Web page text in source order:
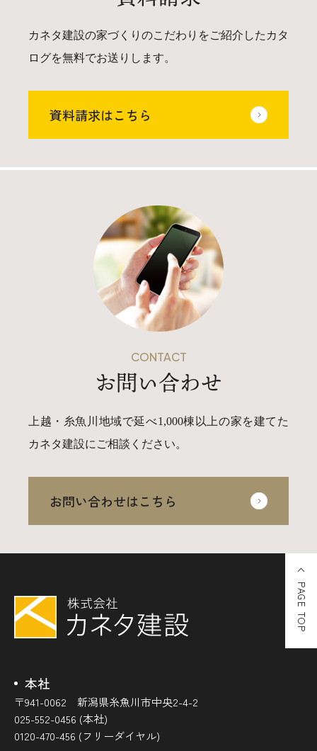
カネタ建設の家づくりのこだわりをご紹介したカタ
ログを無料でお送りします。
資料請求はこちら
CONTACT
お問い合わせ
上越・糸魚川地域で延べ1,000棟以上の家を建てた
カネタ建設にご相談ください。
お問い合わせはこちら
本社
〒941-0062 新潟県糸魚川市中央2-4-2
025-552-0456 (本社)
0120-470-456 (フリーダイヤル)
PAGE TOP